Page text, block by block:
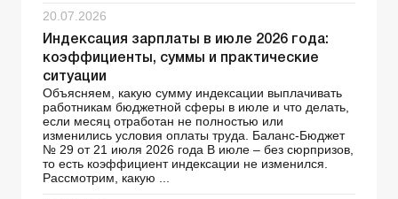
20.07.2026
Индексация зарплаты в июле 2026 года:
коэффициенты, суммы и практические
ситуации
Объясняем, какую сумму индексации выплачивать
работникам бюджетной сферы в июле и что делать,
если месяц отработан не полностью или
изменились условия оплаты труда. Баланс-Бюджет
№ 29 от 21 июля 2026 года В июле – без сюрпризов,
то есть коэффициент индексации не изменился.
Рассмотрим, какую ...